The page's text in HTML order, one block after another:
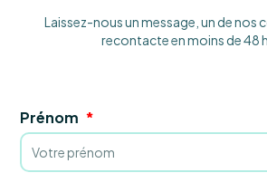
Laissez-nous un message, un de nos
recontacte en moins de 48
Prénom